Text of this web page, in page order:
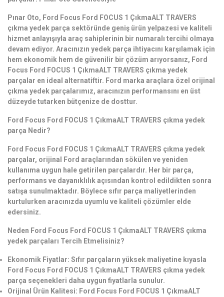
Pınar Oto, Ford Focus Ford FOCUS 1 ÇıkmaALT TRAVERS
çıkma yedek parça sektöründe geniş ürün yelpazesi ve kaliteli
hizmet anlayışıyla araç sahiplerinin bir numaralı tercihi olmaya
devam ediyor. Aracınızın yedek parça ihtiyacını karşılamak için
hem ekonomik hem de güvenilir bir çözüm arıyorsanız, Ford
Focus Ford FOCUS 1 ÇıkmaALT TRAVERS çıkma yedek
parçalar en ideal alternatiftir. Ford marka araçlara özel orijinal
çıkma yedek parçalarımız, aracınızın performansını en üst
düzeyde tutarken bütçenize de dosttur.
Ford Focus Ford FOCUS 1 ÇıkmaALT TRAVERS çıkma yedek
parça Nedir?
Ford Focus Ford FOCUS 1 ÇıkmaALT TRAVERS çıkma yedek
parçalar, orijinal Ford araçlarından sökülen ve yeniden
kullanıma uygun hale getirilen parçalardır. Her bir parça,
performans ve dayanıklılık açısından kontrol edildikten sonra
satışa sunulmaktadır. Böylece sıfır parça maliyetlerinden
kurtulurken aracınızda uyumlu ve kaliteli çözümler elde
edersiniz.
Neden Ford Focus Ford FOCUS 1 ÇıkmaALT TRAVERS çıkma
yedek parçaları Tercih Etmelisiniz?
Ekonomik Fiyatlar: Sıfır parçaların yüksek maliyetine kıyasla
Ford Focus Ford FOCUS 1 ÇıkmaALT TRAVERS çıkma yedek
parça seçenekleri daha uygun fiyatlarla sunulur.
Orijinal Ürün Kalitesi: Ford Focus Ford FOCUS 1 ÇıkmaALT